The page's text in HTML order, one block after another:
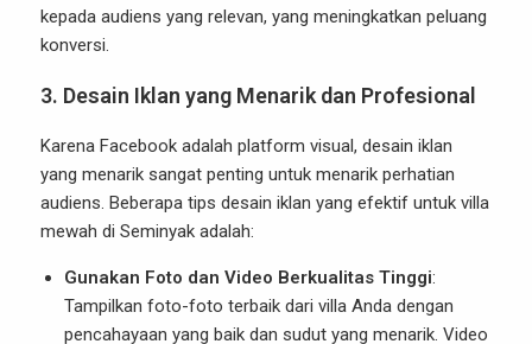
kepada audiens yang relevan, yang meningkatkan peluang
konversi.
3. Desain Iklan yang Menarik dan Profesional
Karena Facebook adalah platform visual, desain iklan
yang menarik sangat penting untuk menarik perhatian
audiens. Beberapa tips desain iklan yang efektif untuk villa
mewah di Seminyak adalah:
Gunakan Foto dan Video Berkualitas Tinggi:
Tampilkan foto-foto terbaik dari villa Anda dengan
pencahayaan yang baik dan sudut yang menarik. Video